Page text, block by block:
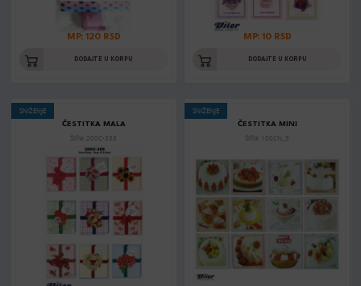
MP: 120 RSD
DODAJTE U KORPU
MP: 10 RSD
DODAJTE U KORPU
SNIŽENJE
ČESTITKA MALA
Šifra: 200C-388
SNIŽENJE
ČESTITKA MINI
Šifra: 100CN_5